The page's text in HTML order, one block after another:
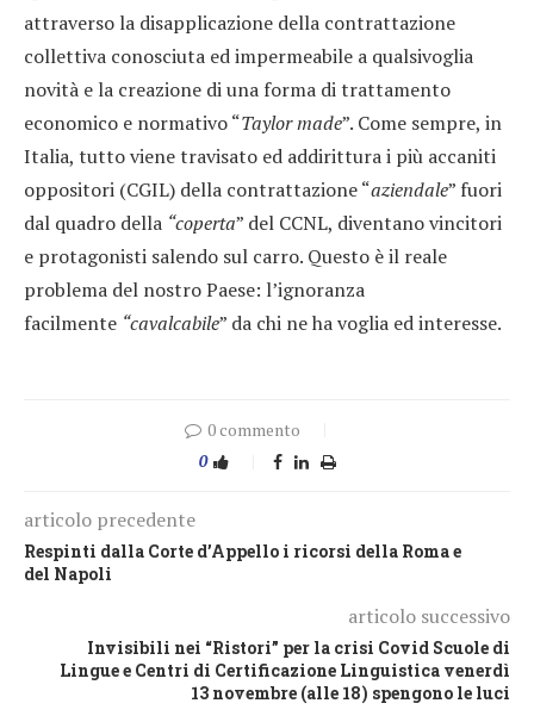
attraverso la disapplicazione della contrattazione
collettiva conosciuta ed impermeabile a qualsivoglia
novità e la creazione di una forma di trattamento
economico e normativo “Taylor made”. Come sempre, in
Italia, tutto viene travisato ed addirittura i più accaniti
oppositori (CGIL) della contrattazione “aziendale” fuori
dal quadro della “coperta” del CCNL, diventano vincitori
e protagonisti salendo sul carro. Questo è il reale
problema del nostro Paese: l’ignoranza
facilmente “cavalcabile” da chi ne ha voglia ed interesse.
0 commento
0
articolo precedente
Respinti dalla Corte d’Appello i ricorsi della Roma e
del Napoli
articolo successivo
Invisibili nei “Ristori” per la crisi Covid Scuole di
Lingue e Centri di Certificazione Linguistica venerdì
13 novembre (alle 18) spengono le luci